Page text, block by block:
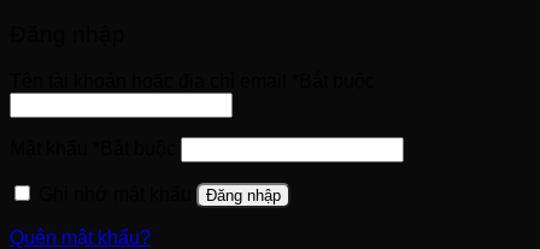
Đăng nhập
Quên mật khẩu?